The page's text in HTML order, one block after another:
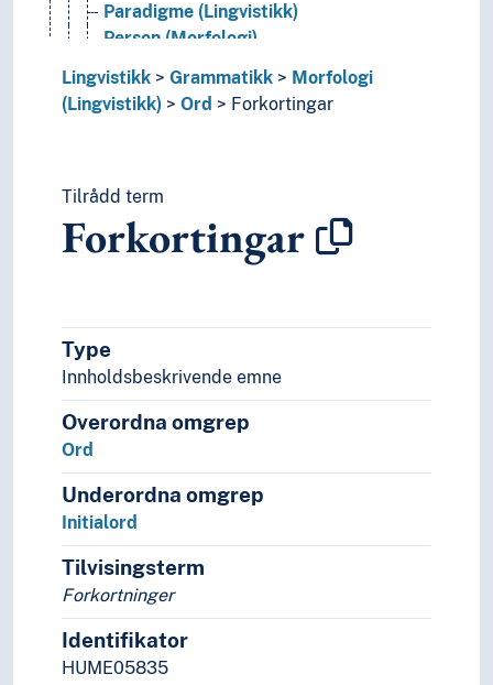
Paradigme (Lingvistikk)
Person (Morfologi)
Røter (Lingvistikk)
Stadnamnledd
Stammeskifte
Negasjon
Operatorar (Lingvistikk)
Ordklasser
Possessiv
Pragmatikk
Redundans
Reksjon
Rekursjon
Relativisering
Resiproke konstruksjonar
Semantikk
Semantiske roller
Stad og rom (Lingvistikk)
Syntaks
Grensesnitt (Lingvistikk)
Kryptologi
Lingvistikk Grammatikk
Morfologi
(Lingvistikk)
Ord Forkortingar
Tilrådd term
Forkortingar
Type
Innholdsbeskrivende emne
Overordna omgrep
Ord
Underordna omgrep
Initialord
Tilvisingsterm
Forkortninger
Identifikator
HUME05835